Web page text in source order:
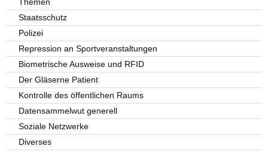
Themen
Staatsschutz
Polizei
Repression an Sportveranstaltungen
Biometrische Ausweise und RFID
Der Gläserne Patient
Kontrolle des öffentlichen Raums
Datensammelwut generell
Soziale Netzwerke
Diverses